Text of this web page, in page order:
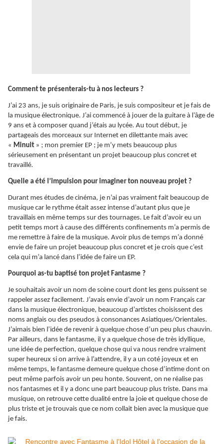
Comment te présenterais-tu à nos lecteurs ?
J’ai 23 ans, je suis originaire de Paris, je suis compositeur et je fais de
la musique électronique. J’ai commencé à jouer de la guitare à l’âge de
9 ans et à composer quand j’étais au lycée. Au tout début, je
partageais des morceaux sur Internet en dilettante mais avec
« Minuit » ; mon premier EP ; je m’y mets beaucoup plus
sérieusement en présentant un projet beaucoup plus concret et
travaillé.
Quelle a été l’impulsion pour imaginer ton nouveau projet ?
Durant mes études de cinéma, je n’ai pas vraiment fait beaucoup de
musique car le rythme était assez intense d’autant plus que je
travaillais en même temps sur des tournages. Le fait d’avoir eu un
petit temps mort à cause des différents confinements m’a permis de
me remettre à faire de la musique. Avoir plus de temps m’a donné
envie de faire un projet beaucoup plus concret et je crois que c’est
cela qui m’a lancé dans l’idée de faire un EP.
Pourquoi as-tu baptisé ton projet Fantasme ?
Je souhaitais avoir un nom de scène court dont les gens puissent se
rappeler assez facilement. J’avais envie d’avoir un nom Français car
dans la musique électronique, beaucoup d’artistes choisissent des
noms anglais ou des pseudos à consonances Asiatiques/Orientales.
J’aimais bien l’idée de revenir à quelque chose d’un peu plus chauvin.
Par ailleurs, dans le fantasme, il y a quelque chose de très idyllique,
une idée de perfection, quelque chose qui va nous rendre vraiment
super heureux si on arrive à l’attendre, il y a un coté joyeux et en
même temps, le fantasme demeure quelque chose d’intime dont on
peut même parfois avoir un peu honte. Souvent, on ne réalise pas
nos fantasmes et il y a donc une part beaucoup plus triste. Dans ma
musique, on retrouve cette dualité entre la joie et quelque chose de
plus triste et je trouvais que ce nom collait bien avec la musique que
je fais.